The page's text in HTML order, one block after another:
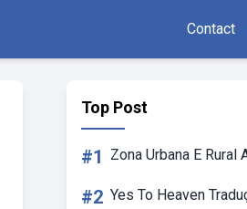
Contact
Top Post
#1 Zona Urbana E Rural
#2 Yes To Heaven